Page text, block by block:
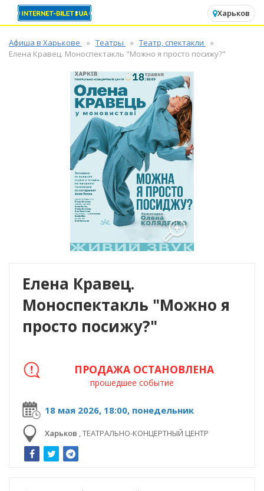
Харьков
Афиша в Харькове Театры
Театр, спектакли
Елена Кравец. Моноспектакль "Можно я просто посижу?"
Елена Кравец.
Моноспектакль "Можно я
просто посижу?"
18 мая 2026, 18:00, понедельник
Харьков ,ТЕАТРАЛЬНО-КОНЦЕРТНЫЙ ЦЕНТР
ПРОДАЖА ОСТАНОВЛЕНА
прошедшее событие